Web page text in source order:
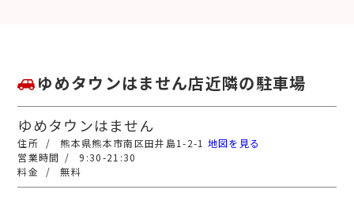
ゆめタウンはません店近隣の駐車場
ゆめタウンはません
熊本県熊本市南区田井島1-2-1 地図を見る
9:30-21:30
無料